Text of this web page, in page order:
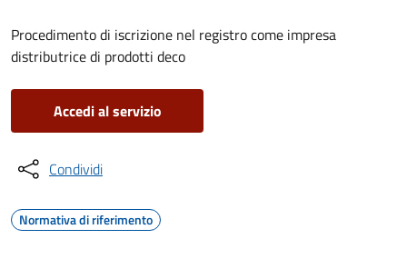
Procedimento di iscrizione nel registro come impresa
distributrice di prodotti deco
Accedi al servizio
Condividi
Normativa di riferimento